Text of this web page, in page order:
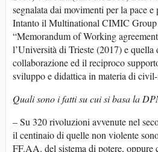
segnalata dai movimenti per la pace
Intanto il Multinational CIMIC Group
“Memorandum of Working
l’Università di Trieste (2017) e
collaborazione ed il reciproco
sviluppo e didattica in materia di
Quali sono i fatti su cui si basa la
– Su 320 rivoluzioni avvenute nel
il centinaio di quelle non violente
FF.AA. del sistema di potere, oppure